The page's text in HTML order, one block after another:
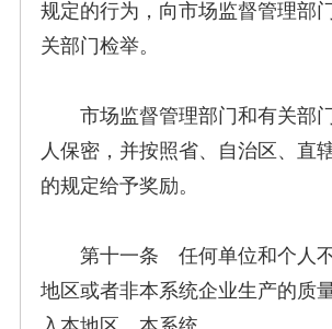
规定的行为，向市场监督管理部
关部门检举。
市场监督管理部门和有关部
人保密，并按照省、自治区、直
的规定给予奖励。
第十一条 任何单位和个人不
地区或者非本系统企业生产的质